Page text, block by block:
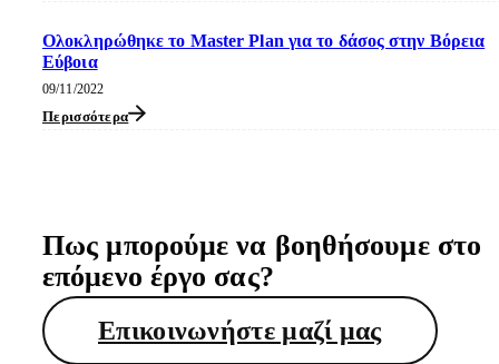
Ολοκληρώθηκε το Master Plan για το δάσος στην Βόρεια
Εύβοια
09/11/2022
Περισσότερα
Πως μπορούμε να βοηθήσουμε στο
επόμενο έργο σας?
Επικοινωνήστε μαζί μας